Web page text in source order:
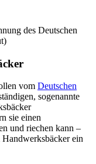
des Deutschen
vom Deutschen
sogenannte
sie einen
und riechen kann –
ein